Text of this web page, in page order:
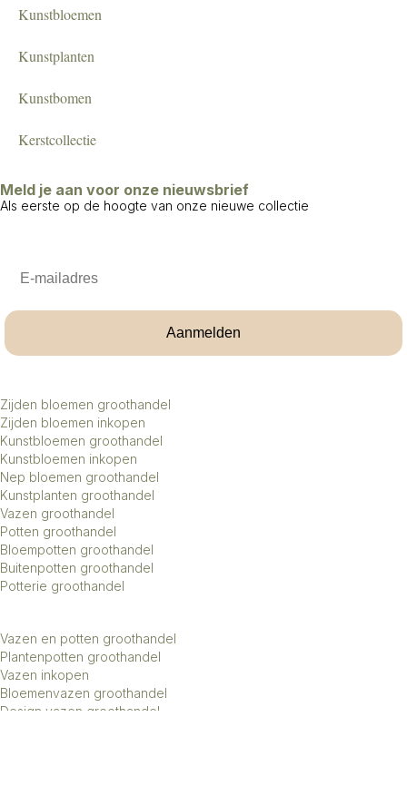
Kunstbloemen
Kunstplanten
Kunstbomen
Kerstcollectie
Meld je aan voor onze nieuwsbrief
Als eerste op de hoogte van onze nieuwe collectie
Aanmelden
Zijden bloemen groothandel
Zijden bloemen inkopen
Kunstbloemen groothandel
Kunstbloemen inkopen
Nep bloemen groothandel
Kunstplanten groothandel
Vazen groothandel
Potten groothandel
Bloempotten groothandel
Buitenpotten groothandel
Potterie groothandel
Vazen en potten groothandel
Plantenpotten groothandel
Vazen inkopen
Bloemenvazen groothandel
Design vazen groothandel